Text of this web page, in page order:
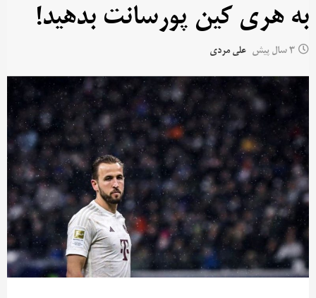
به هری کین پورسانت بدهید!‌
3 سال پیش علی مردی